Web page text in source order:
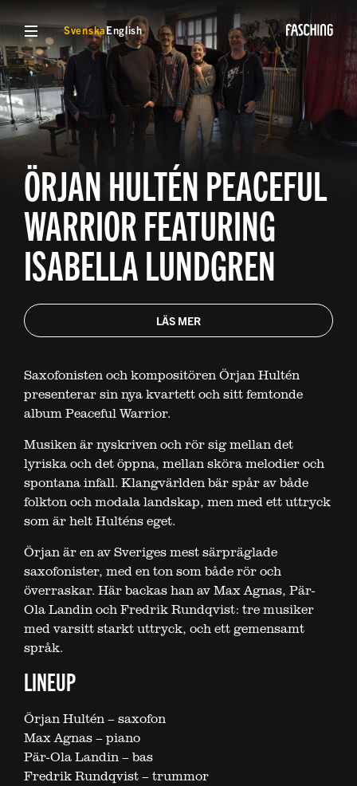
VISA MENY
SvenskaEnglish
ÖRJAN HULTÉN PEACEFUL
WARRIOR FEATURING
ISABELLA LUNDGREN
LÄS MER
Saxofonisten och kompositören Örjan Hultén
presenterar sin nya kvartett och sitt femtonde
album Peaceful Warrior.
Musiken är nyskriven och rör sig mellan det
lyriska och det öppna, mellan sköra melodier och
spontana infall. Klangvärlden bär spår av både
folkton och modala landskap, men med ett uttryck
som är helt Hulténs eget.
Örjan är en av Sveriges mest särpräglade
saxofonister, med en ton som både rör och
överraskar. Här backas han av Max Agnas, Pär-
Ola Landin och Fredrik Rundqvist: tre musiker
med varsitt starkt uttryck, och ett gemensamt
språk.
LINEUP
Örjan Hultén – saxofon
Max Agnas – piano
Pär-Ola Landin – bas
Fredrik Rundqvist – trummor